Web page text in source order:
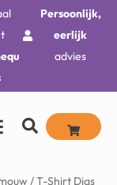
Persoonlijk,
eerlijk
advies
/ T-Shirt Dias